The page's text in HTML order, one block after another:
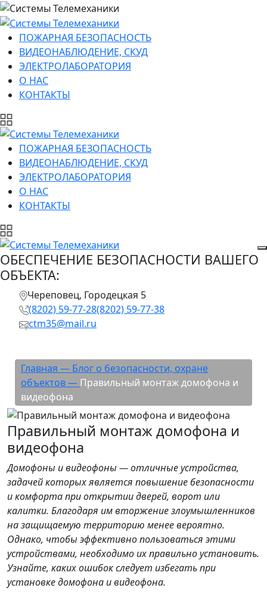
ПОЖАРНАЯ БЕЗОПАСНОСТЬ
ВИДЕОНАБЛЮДЕНИЕ, СКУД
ЭЛЕКТРОЛАБОРАТОРИЯ
О НАС
КОНТАКТЫ
ПОЖАРНАЯ БЕЗОПАСНОСТЬ
ВИДЕОНАБЛЮДЕНИЕ, СКУД
ЭЛЕКТРОЛАБОРАТОРИЯ
О НАС
КОНТАКТЫ
ОБЕСПЕЧЕНИЕ БЕЗОПАСНОСТИ ВАШЕГО
ОБЪЕКТА:
Череповец, Городецкая 5
(8202) 59-77-28(8202) 59-77-38
ctm35@mail.ru
Главная — Блог о безопасности, охране
объектов — Правильный монтаж домофона и
видеофона
Правильный монтаж домофона и
видеофона
Домофоны и видеофоны — отличные устройства,
задачей которых является повышение безопасности
и комфорта при открытии дверей, ворот или
калитки. Благодаря им вторжение злоумышленников
на защищаемую территорию менее вероятно.
Однако, чтобы эффективно пользоваться этими
устройствами, необходимо их правильно установить.
Узнайте, каких ошибок следует избегать при
установке домофона и видеофона.